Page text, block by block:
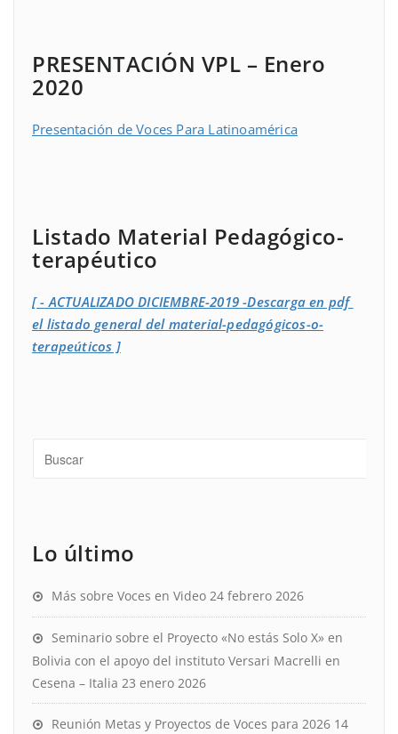
PRESENTACIÓN VPL – Enero
2020
Presentación de Voces Para Latinoamérica
Listado Material Pedagógico-
terapéutico
[ - ACTUALIZADO DICIEMBRE-2019 -Descarga en pdf
el listado general del material-pedagógicos-o-
terapeúticos ]
Lo último
Más sobre Voces en Video 24 febrero 2026
Seminario sobre el Proyecto «No estás Solo X» en
Bolivia con el apoyo del instituto Versari Macrelli en
Cesena – Italia 23 enero 2026
Reunión Metas y Proyectos de Voces para 2026 14